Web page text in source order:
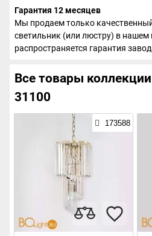
Гарантия 12 месяцев
Мы продаем только
светильник (или люстру) в нашем
распространяется гарантия
Все товары коллекции
31100
173588